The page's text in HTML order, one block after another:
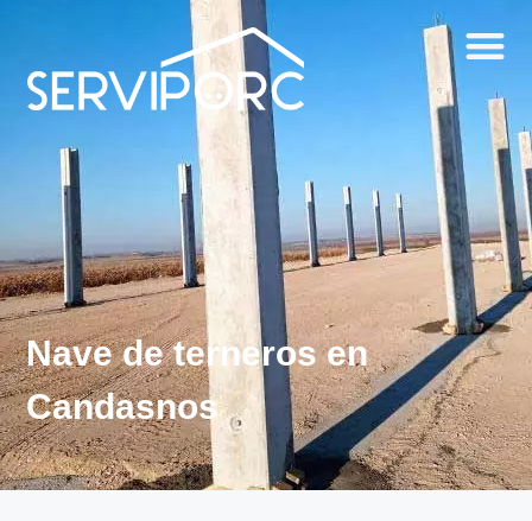
Nave de terneros en
Candasnos